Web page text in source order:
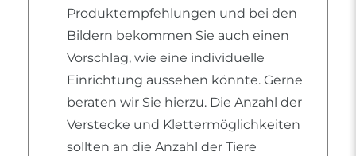
Produktempfehlungen und bei den
Bildern bekommen Sie auch einen
Vorschlag, wie eine individuelle
Einrichtung aussehen könnte. Gerne
beraten wir Sie hierzu. Die Anzahl der
Verstecke und Klettermöglichkeiten
sollten an die Anzahl der Tiere